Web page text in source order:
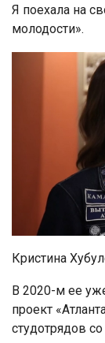
Я поехала на
молодости».
Кристина
В 2020-м ее
проект
студотрядов